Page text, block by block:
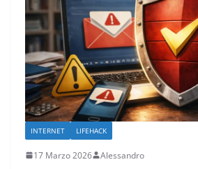
INTERNET LIFEHACK
17 Marzo 2026 Alessandro